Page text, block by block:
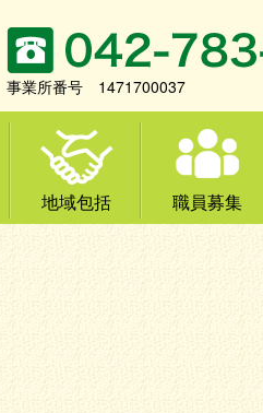
事業所番号 1471700037
地域包括 職員募集